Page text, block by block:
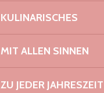
KULINARISCHES
MIT ALLEN SINNEN
ZU JEDER JAHRESZEIT